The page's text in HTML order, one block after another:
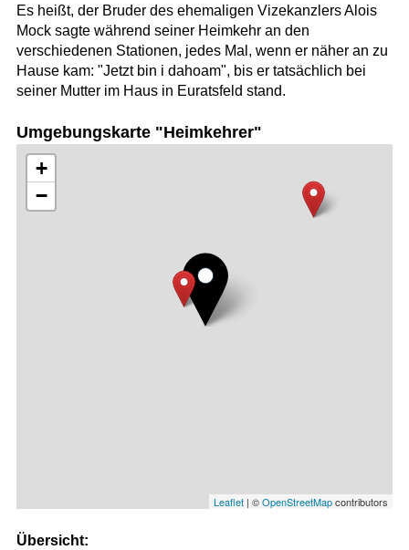
Es heißt, der Bruder des ehemaligen Vizekanzlers Alois
Mock sagte während seiner Heimkehr an den
verschiedenen Stationen, jedes Mal, wenn er näher an zu
Hause kam: "Jetzt bin i dahoam", bis er tatsächlich bei
seiner Mutter im Haus in Euratsfeld stand.
Umgebungskarte "Heimkehrer"
+
−
Leaflet | ©OpenStreetMapcontributors
Übersicht: